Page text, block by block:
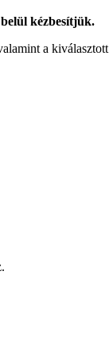
kézbesítjük.
a